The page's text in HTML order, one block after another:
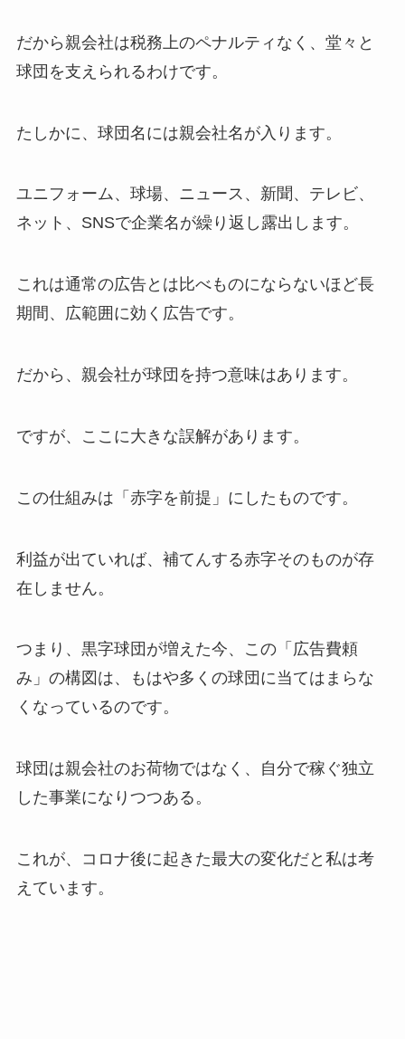
だから親会社は税務上のペナルティなく、堂々と
球団を支えられるわけです。
たしかに、球団名には親会社名が入ります。
ユニフォーム、球場、ニュース、新聞、テレビ、
ネット、SNSで企業名が繰り返し露出します。
これは通常の広告とは比べものにならないほど長
期間、広範囲に効く広告です。
だから、親会社が球団を持つ意味はあります。
ですが、ここに大きな誤解があります。
この仕組みは「赤字を前提」にしたものです。
利益が出ていれば、補てんする赤字そのものが存
在しません。
つまり、黒字球団が増えた今、この「広告費頼
み」の構図は、もはや多くの球団に当てはまらな
くなっているのです。
球団は親会社のお荷物ではなく、自分で稼ぐ独立
した事業になりつつある。
これが、コロナ後に起きた最大の変化だと私は考
えています。